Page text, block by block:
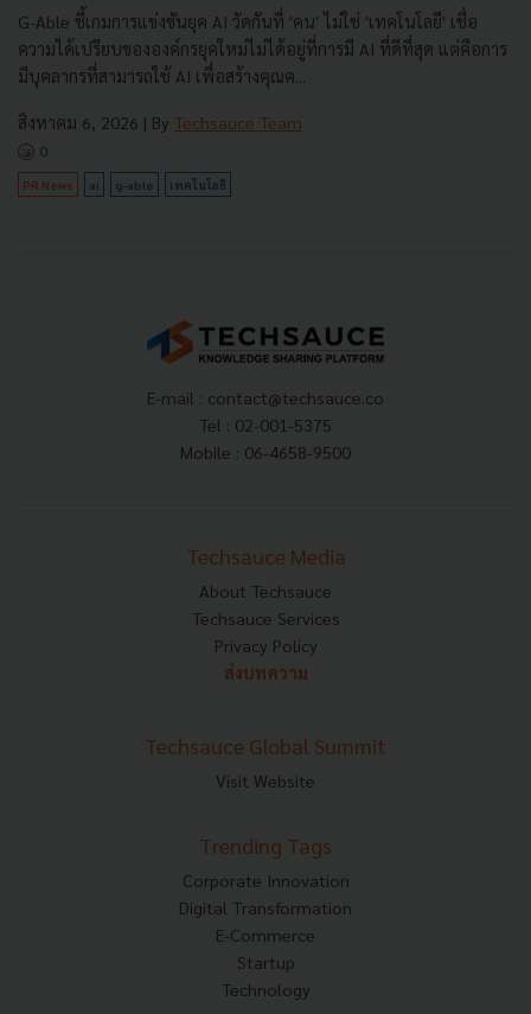
G-Able ชี้เกมการแข่งขันยุค AI วัดกันที่ 'คน' ไม่ใช่ 'เทคโนโลยี' เชื่อ
ความได้เปรียบขององค์กรยุคใหม่ไม่ได้อยู่ที่การมี AI ที่ดีที่สุด แต่คือการ
มีบุคลากรที่สามารถใช้ AI เพื่อสร้างคุณค...
สิงหาคม 6, 2026 | By Techsauce Team
0
PR News ai g-able เทคโนโลยี
E-mail : contact@techsauce.co
Tel : 02-001-5375
Mobile : 06-4658-9500
Techsauce Media
About Techsauce
Techsauce Services
Privacy Policy
ส่งบทความ
Techsauce Global Summit
Visit Website
Trending Tags
Corporate Innovation
Digital Transformation
E-Commerce
Startup
Technology